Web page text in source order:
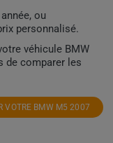
ou
personnalisé.
véhicule BMW
de comparer les
VOTRE BMW M5 2007